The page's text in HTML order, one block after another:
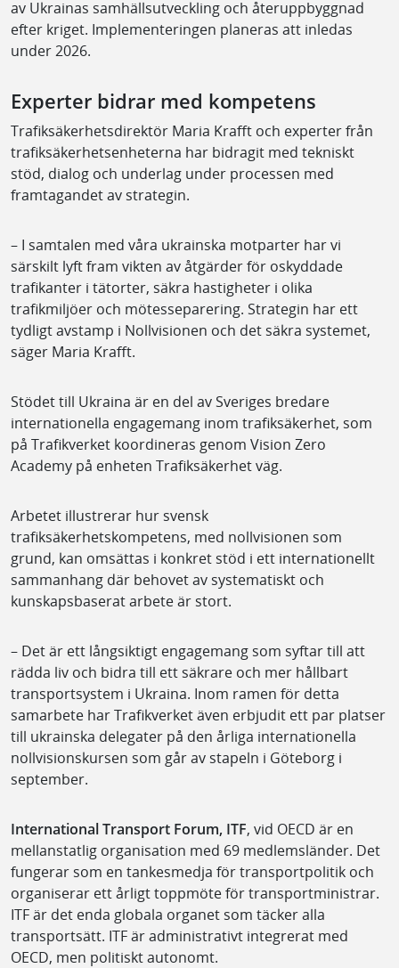
av Ukrainas samhällsutveckling och återuppbyggnad
efter kriget. Implementeringen planeras att inledas
under 2026.
Experter bidrar med kompetens
Trafiksäkerhetsdirektör Maria Krafft och experter från
trafiksäkerhetsenheterna har bidragit med tekniskt
stöd, dialog och underlag under processen med
framtagandet av strategin.
– I samtalen med våra ukrainska motparter har vi
särskilt lyft fram vikten av åtgärder för oskyddade
trafikanter i tätorter, säkra hastigheter i olika
trafikmiljöer och mötesseparering. Strategin har ett
tydligt avstamp i Nollvisionen och det säkra systemet,
säger Maria Krafft.
Stödet till Ukraina är en del av Sveriges bredare
internationella engagemang inom trafiksäkerhet, som
på Trafikverket koordineras genom Vision Zero
Academy på enheten Trafiksäkerhet väg.
Arbetet illustrerar hur svensk
trafiksäkerhetskompetens, med nollvisionen som
grund, kan omsättas i konkret stöd i ett internationellt
sammanhang där behovet av systematiskt och
kunskapsbaserat arbete är stort.
– Det är ett långsiktigt engagemang som syftar till att
rädda liv och bidra till ett säkrare och mer hållbart
transportsystem i Ukraina. Inom ramen för detta
samarbete har Trafikverket även erbjudit ett par platser
till ukrainska delegater på den årliga internationella
nollvisionskursen som går av stapeln i Göteborg i
september.
International Transport Forum, ITF, vid OECD är en
mellanstatlig organisation med 69 medlemsländer. Det
fungerar som en tankesmedja för transportpolitik och
organiserar ett årligt toppmöte för transportministrar.
ITF är det enda globala organet som täcker alla
transportsätt. ITF är administrativt integrerat med
OECD, men politiskt autonomt.